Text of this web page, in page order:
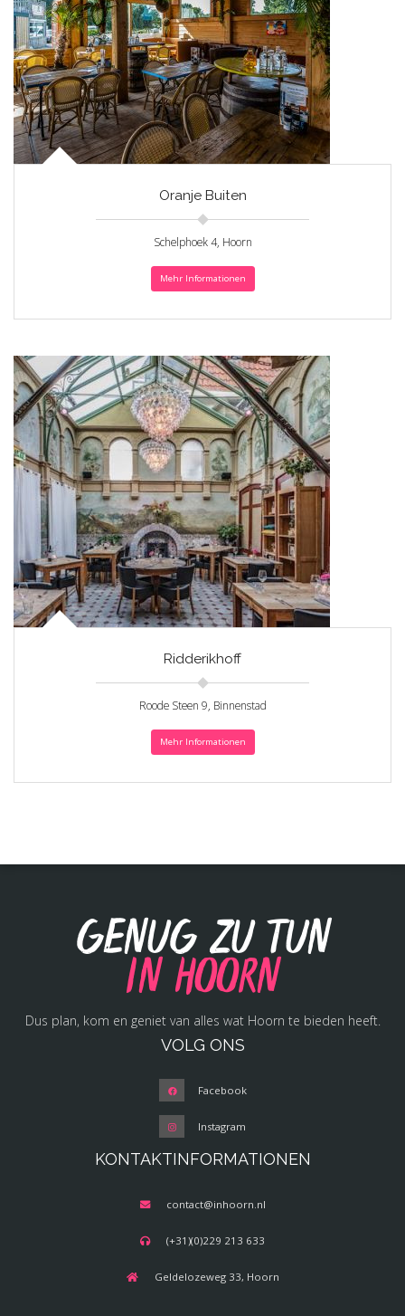
Oranje Buiten
Schelphoek 4, Hoorn
Mehr Informationen
Ridderikhoff
Roode Steen 9, Binnenstad
Mehr Informationen
Genug zu tun
in Hoorn
Dus plan, kom en geniet van alles wat Hoorn te bieden heeft.
VOLG ONS
Facebook
Instagram
KONTAKTINFORMATIONEN
contact@inhoorn.nl
(+31)(0)229 213 633
Geldelozeweg 33, Hoorn